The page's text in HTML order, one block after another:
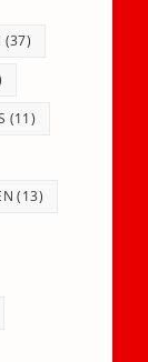
(37)
(11)
(13)